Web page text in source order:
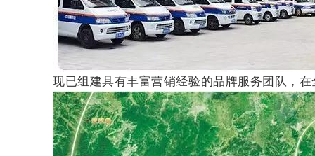
现已组建具有丰富营销经验的品牌服务团队，